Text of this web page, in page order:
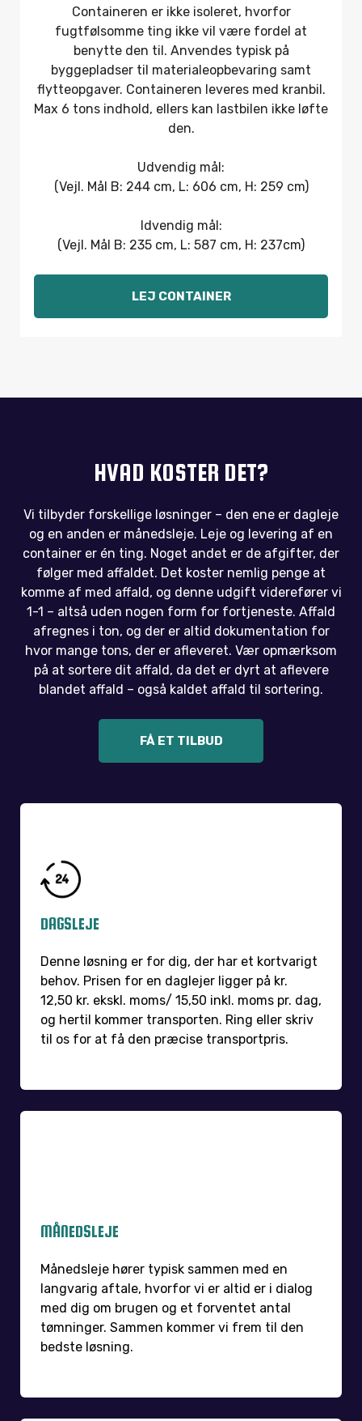
Containeren er ikke isoleret, hvorfor
fugtfølsomme ting ikke vil være fordel at
benytte den til. Anvendes typisk på
byggepladser til materialeopbevaring samt
flytteopgaver. Containeren leveres med kranbil.
Max 6 tons indhold, ellers kan lastbilen ikke løfte
den.
Udvendig mål:
(Vejl. Mål B: 244 cm, L: 606 cm, H: 259 cm)
Idvendig mål:
(Vejl. Mål B: 235 cm, L: 587 cm, H: 237cm)
LEJ CONTAINER
HVAD KOSTER DET?
Vi tilbyder forskellige løsninger – den ene er dagleje
og en anden er månedsleje. Leje og levering af en
container er én ting. Noget andet er de afgifter, der
følger med affaldet. Det koster nemlig penge at
komme af med affald, og denne udgift viderefører vi
1-1 – altså uden nogen form for fortjeneste. Affald
afregnes i ton, og der er altid dokumentation for
hvor mange tons, der er afleveret. Vær opmærksom
på at sortere dit affald, da det er dyrt at aflevere
blandet affald – også kaldet affald til sortering.
FÅ ET TILBUD
DAGSLEJE
Denne løsning er for dig, der har et kortvarigt
behov. Prisen for en daglejer ligger på kr.
12,50 kr. ekskl. moms/ 15,50 inkl. moms pr. dag,
og hertil kommer transporten. Ring eller skriv
til os for at få den præcise transportpris.
MÅNEDSLEJE
Månedsleje hører typisk sammen med en
langvarig aftale, hvorfor vi er altid er i dialog
med dig om brugen og et forventet antal
tømninger. Sammen kommer vi frem til den
bedste løsning.